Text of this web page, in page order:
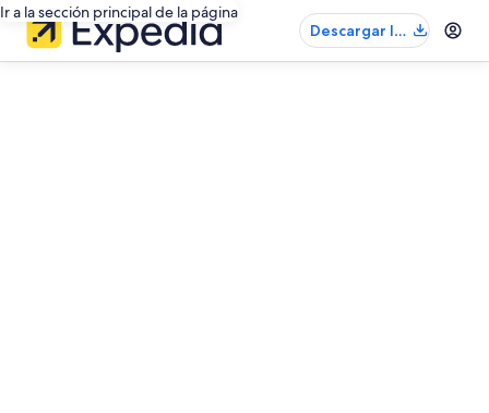
Ir a la sección principal de la página
Descargar la
app